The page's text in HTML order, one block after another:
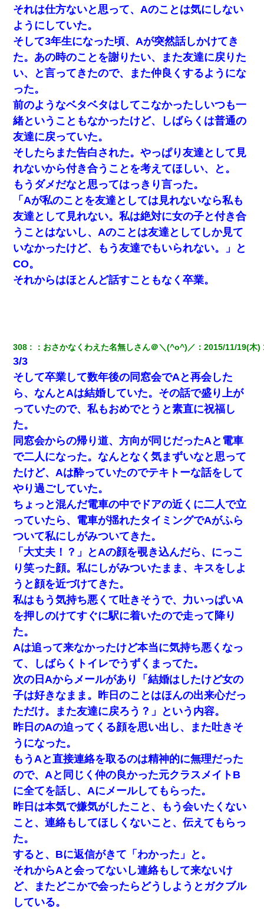
隣室のお婆ちゃん「下階からの異臭に困ってる、今もすっごく臭
い」私「変だなあ～なにも臭わないよ」→ その後。警察『絶対に
窓とドアを開けないで』
妻と同居し始めたときから、よく妻が「どこかで音漏れしてな
い？音楽聞こえる」と言っていて…
妻「ずっと好きだった人と一緒になりたいから、わかれてくださ
い」→離婚後、娘と実家で生活してると…
結婚生活10ヶ月目で嫁から一方的に「もう冷めた」と離婚切り出
された
「パワハラを受けたから思い切って転職した」とSNSで呟いた
ら、速攻でパワハラかました元上司がLINEを送ってきた。
【驚愕】私「今まで育てた分のお金返してね(冗談)」息子「はい、
3000万円」→数年後。私「妹が病気になったから援助して欲し
い」→
夫の友達がBBQを定期的に開催して夫婦で参加してたんだけど、
女性側のリーダーみたいな人に「BBQは友達とやりなよ！」と言
われて…
妻が亡くなったんだけど正直ガチで嬉しい
わい(42)渋谷の夜のサービスで19の女の子にゴックンさせた結果
ｗｗｗｗｗｗｗｗ
俺「初対面でなに言ったか覚えてる？」嫁「臭いんだよ！キモオ
タ？だっけ？」俺「だいたい合ってる。で、なんで告白してきた
の？」→
日航機墜落事故の「ここからは日本語で大丈夫ですよ〜」の絶望
感がヤバイ・・・
アパートのドアに『ハンザイ者！この人はさいあくの人です』と
張り紙が！大家「面倒はごめんだよ」私「はあ」→警察に行き、
見回りで犯人が捕まったが、それが…｜生活｜ヌルポあんてな
妊娠中に「おいこのブタ女！てめー席譲れ！」と絡まれ腹を殴る
真似された。泣きながら夫に話すと一年後に…
【悲報】お風呂で父親と姉が完全に行為してるんだが...
ずっとニートだと思ってた同居の義弟が投資で旦那より稼いでる
とか知らなかった…
【報告者がキチ】嫁「妊娠した」俺『それじゃあ皆に祝ってもら
おう』友人達を家に連れ帰ってホームパーティー→俺『皆に祝え
てもらえて良かったな！』→
ミスした新人(
)に冗談で「行為させてくれたら許してあげる」
って言ったら・・・
ナンパにほいほい付いていった私、地獄に落ちる
この母親は娘の黒歴史を掘り出さないと死ぬんか？ 死ぬんか？
兄の新しい嫁がやらかしすぎて辛い。当たり前のように実家や姪
の幼稚園に来る
【衝撃】嫁父の会社に勤続１０年、手取り１４万 → 俺「２２万も
らえる会社から誘われた。転職したい」義父「クビ！（激怒」嫁
「離婚！（激怒」
妹が嘘つきな元カレと寄りを戻してしまったという話をしていた
それは仕方ないと思って、Aのことは気にしない
ようにしていた。
そして3年生になった頃、Aが突然話しかけてき
た。あの時のことを謝りたい、また友達に戻りた
い、と言ってきたので、また仲良くするようにな
った。
前のようなベタベタはしてこなかったしいつも一
緒ということもなかったけど、しばらくは普通の
友達に戻っていた。
そしたらまた告白された。やっぱり友達として見
れないから付き合うことを考えてほしい、と。
もうダメだなと思ってはっきり言った。
「Aが私のことを友達としては見れないなら私も
友達として見れない。私は絶対に女の子と付き合
うことはないし、Aのことは友達としてしか見て
いなかったけど、もう友達でもいられない。」と
CO。
それからはほとんど話すこともなく卒業。
308 ： おさかなくわえた名無しさん＠＼(^o^)／ ：2015/11/19(木)
3/3
そして卒業して数年後の同窓会でAと再会した
ら、なんとAは結婚していた。その話で盛り上が
っていたので、私もおめでとうと素直に祝福し
た。
同窓会からの帰り道、方向が同じだったAと電車
で二人になった。なんとなく気まずいなと思って
たけど、Aは酔っていたのでテキトーな話をして
やり過ごしていた。
ちょっと混んだ電車の中でドアの近くに二人で立
っていたら、電車が揺れたタイミングでAがふら
ついて私にしがみついてきた。
「大丈夫！？」とAの顔を覗き込んだら、にっこ
り笑った顔。私にしがみついたまま、キスをしよ
うと顔を近づけてきた。
私はもう気持ち悪くて吐きそうで、力いっぱいA
を押しのけてすぐに駅に着いたので走って降り
た。
Aは追って来なかったけど本当に気持ち悪くなっ
て、しばらくトイレでうずくまってた。
次の日Aからメールがあり「結婚はしたけど女の
子は好きなまま。昨日のことはほんの出来心だっ
ただけ。また友達に戻ろう？」という内容。
昨日のAの迫ってくる顔を思い出し、また吐きそ
うになった。
もうAと直接連絡を取るのは精神的に無理だった
ので、Aと同じく仲の良かった元クラスメイトB
に全てを話し、Aにメールしてもらった。
昨日は本気で嫌気がしたこと、もう会いたくない
こと、連絡もしてほしくないこと、伝えてもらっ
た。
すると、Bに返信がきて「わかった」と。
それからAと会ってないし連絡もして来ないけ
ど、またどこかで会ったらどうしようとガクブル
している。